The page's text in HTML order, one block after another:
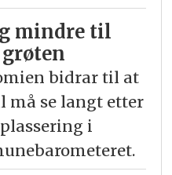
mindre til
bidrar til at
må se langt etter
i